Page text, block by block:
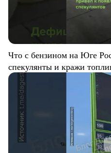
Что с бензином на Юге
спекулянты и кражи